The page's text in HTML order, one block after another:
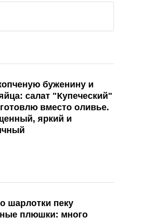
буженину и
салат "Купеческий"
вместо оливье.
яркий и
шарлотки пеку
плюшки: много